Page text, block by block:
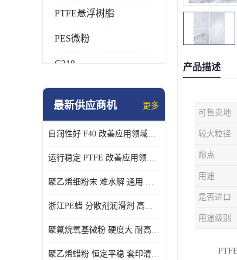
PTFE悬浮树脂
PES微粉
C318
HFP
PE蜡粉
PE改性蜡粉
最新供应商机 更多
自润性好 F40 改善应用领域的耐热性 滑润性
运行稳定 PTFE 改善应用领域的耐热性 滑润性
聚乙烯细粉末 难水解 通用 氟茂
浙江PE蜡 分散剂润滑剂 高低熔点
聚氟烷氧基微粉 硬度大 耐高温性能好 良好的不粘性 功能性涂料
聚乙烯蜡粉 恒定平稳 套印清漆 无毒
产品描述
可售卖地
较大粒径
熔点
用途
是否进口
用途级别